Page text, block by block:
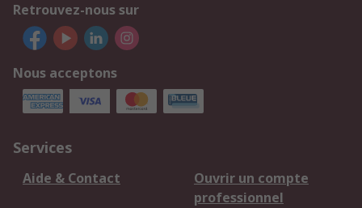
Retrouvez-nous sur
Nous acceptons
Services
Aide & Contact
Ouvrir un compte
professionnel